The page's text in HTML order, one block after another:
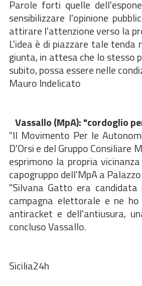
Parole forti quelle
sensibilizzare l'opinione
attirare l'attenzione verso la
L'idea è di piazzare tale
giunta, in attesa che lo stesso
subito, possa essere nelle
Mauro Indelicato
Vassallo (MpA): "cordoglio
"Il Movimento Per le
D'Orsi e del Gruppo Consiliare
esprimono la propria
capogruppo dell'MpA a
"Silvana Gatto era
campagna elettorale e ne
antiracket e dell'antiusura,
concluso Vassallo.
Sicilia24h